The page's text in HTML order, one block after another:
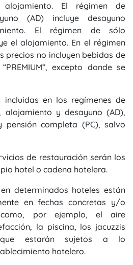
El régimen de
(AD) incluye desayuno
El régimen de sólo
el alojamiento. En el régimen
precios no incluyen bebidas de
excepto donde se
en los regímenes de
alojamiento y desayuno (AD),
pensión completa (PC), salvo
de restauración serán los
hotel o cadena hotelera.
determinados hoteles están
en fechas concretas y/o
por ejemplo, el aire
la piscina, los jacuzzis
que estarán sujetos a lo
hotelero.